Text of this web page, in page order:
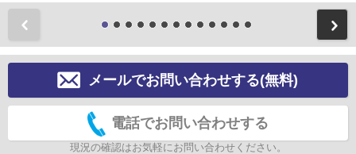
メールでお問い合わせする(無料)
電話でお問い合わせする
現況の確認はお気軽にお問い合わせください。